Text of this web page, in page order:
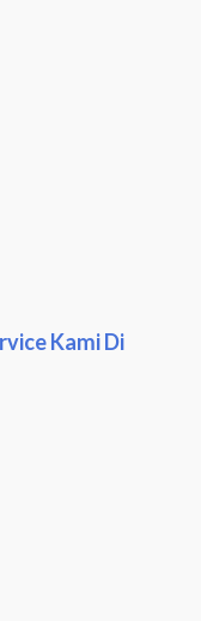
Kami Di